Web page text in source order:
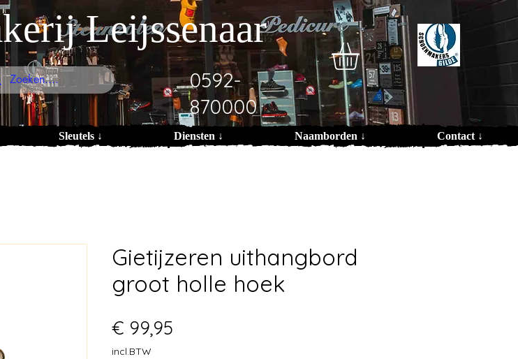
Leijssenaar
0592-
870000
Sleutels ↓ Diensten ↓ Naamborden ↓ Contact ↓
Gietijzeren uithangbord
groot holle hoek
€ 99,95
incl.BTW